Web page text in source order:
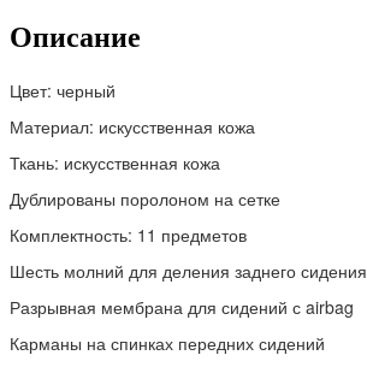
Описание
Цвет: черный
Материал: искусственная кожа
Ткань: искусственная кожа
Дублированы поролоном на сетке
Комплектность: 11 предметов
Шесть молний для деления заднего сидения
Разрывная мембрана для сидений с airbag
Карманы на спинках передних сидений